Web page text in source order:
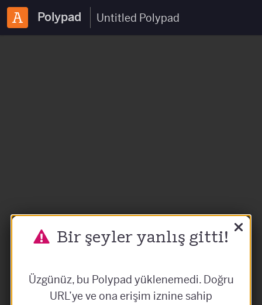
Polypad
Bir şeyler yanlış gitti!
Üzgünüz, bu Polypad yüklenemedi. Doğru
URL’ye ve ona erişim iznine sahip